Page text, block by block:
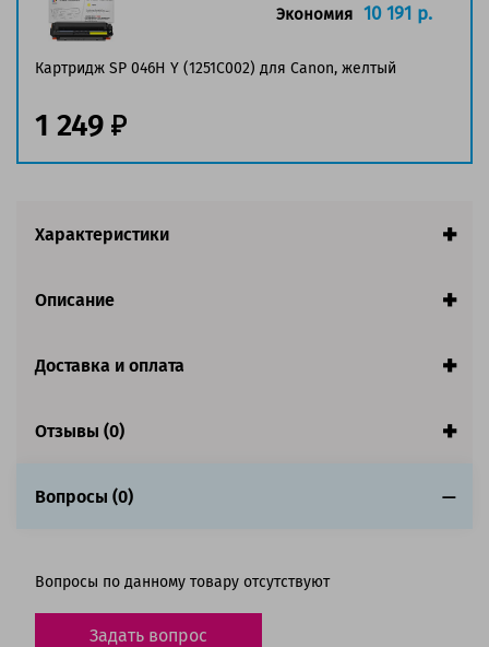
Оригинальность:
Оригинальный
Цвет:Желтый
Ресурс:2 300 страниц формата А4 при 5%
Совместим с аппаратами
Картридж SP 046H Y (1251C002) для Canon, желтый
Экономия 10 191 р.
1 249
Характеристики
Описание
Доставка и оплата
Отзывы (0)
Вопросы (0)
Вопросы по данному товару отсутствуют
Задать вопрос